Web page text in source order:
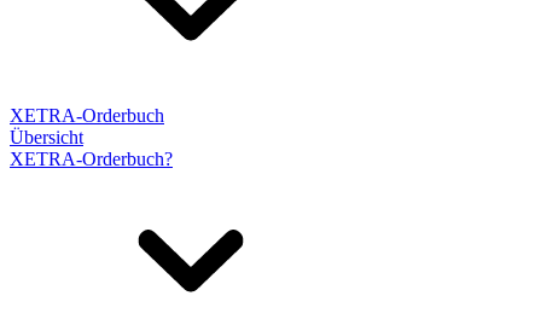
XETRA-Orderbuch
Übersicht
XETRA-Orderbuch?